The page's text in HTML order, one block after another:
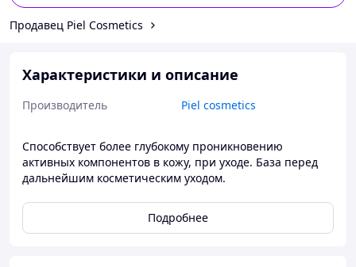
Продавец Piel Cosmetics
Характеристики и описание
Производитель Piel cosmetics
Способствует более глубокому проникновению
активных компонентов в кожу, при уходе. База перед
дальнейшим косметическим уходом.
Подробнее